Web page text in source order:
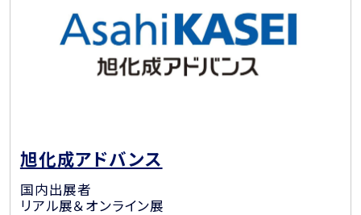
旭化成アドバンス
国内出展者
リアル展＆オンライン展